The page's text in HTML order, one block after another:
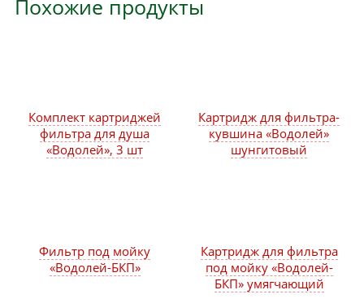
Похожие продукты
Комплект картриджей
фильтра для душа
«Водолей», 3 шт
Картридж для фильтра-
кувшина «Водолей»
шунгитовый
Картридж для фильтра
под мойку «Водолей-
БКП» умягчающий
Фильтр под мойку
«Водолей-БКП»